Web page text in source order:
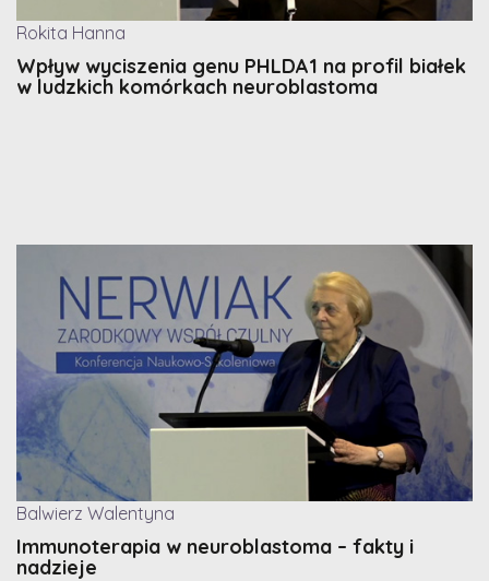
Rokita Hanna
Wpływ wyciszenia genu PHLDA1 na profil białek
w ludzkich komórkach neuroblastoma
Balwierz Walentyna
Immunoterapia w neuroblastoma – fakty i
nadzieje